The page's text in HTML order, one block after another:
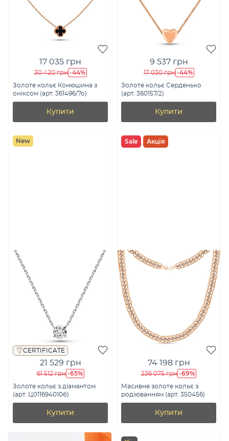
17 035 грн
30 420 грн -44%
Золоте кольє Конюшина з
оніксом (арт. 361496/7о)
Купити
9 537 грн
17 030 грн -44%
Золоте кольє Серденько
(арт. 360157/2)
Купити
New
CERTIFICATE
21 529 грн
61 512 грн -65%
Золоте кольє з діамантом
(арт. Ц011694010б)
Купити
Sale Акція
74 198 грн
236 075 грн -69%
Масивне золоте кольє з
родіюванням (арт. 350456)
Купити